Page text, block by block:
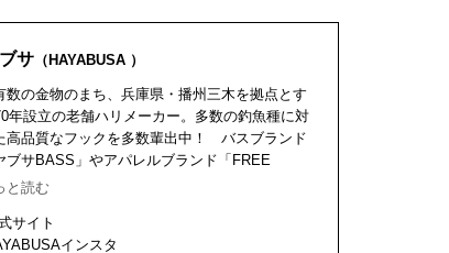
サ （HAYABUSA ）
数の金物のまち、兵庫県・播州三木を拠点とす
年設立の老舗ハリメーカー。多数の釣魚種に対
高品質なフックを多数輩出中！ バスブランド
ブサBASS」やアパレルブランド「FREE
（フリーノット）」、トーナメントブランド
と読む
サイト
インスタ